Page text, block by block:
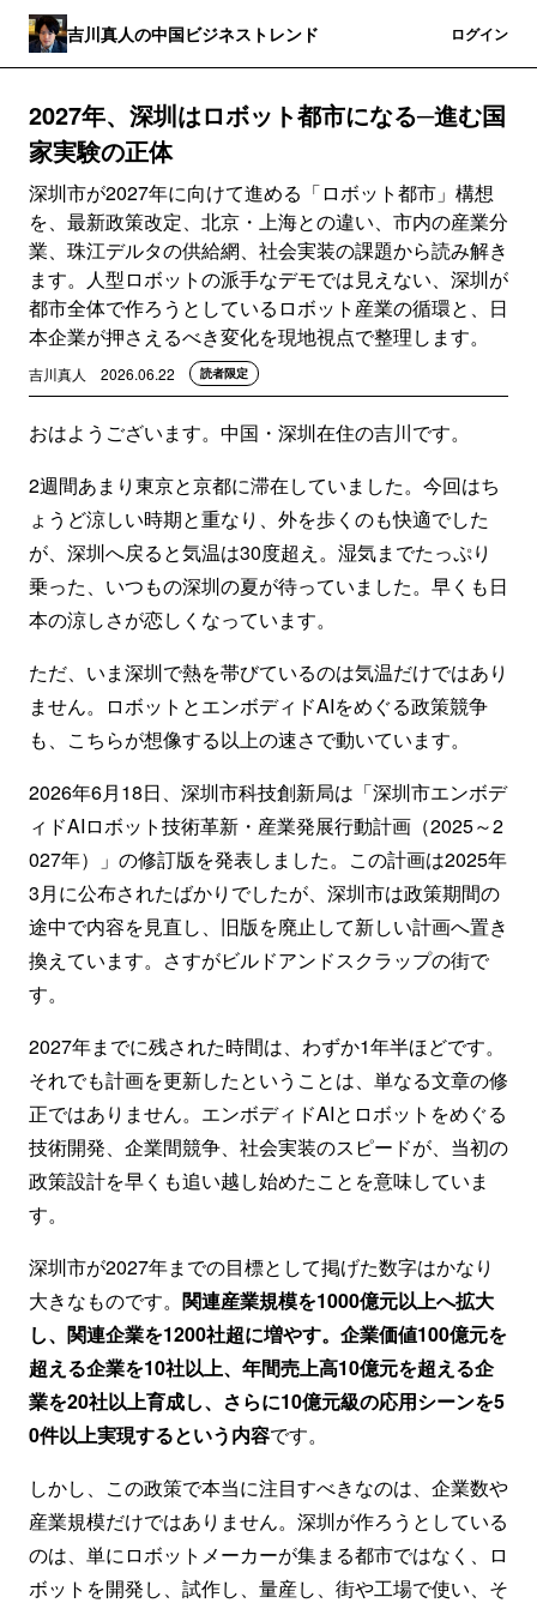
吉川真人の中国ビジネストレンド ログイン
2027年、深圳はロボット都市になる─進む国
家実験の正体
深圳市が2027年に向けて進める「ロボット都市」構想
を、最新政策改定、北京・上海との違い、市内の産業分
業、珠江デルタの供給網、社会実装の課題から読み解き
ます。人型ロボットの派手なデモでは見えない、深圳が
都市全体で作ろうとしているロボット産業の循環と、日
本企業が押さえるべき変化を現地視点で整理します。
吉川真人 2026.06.22 読者限定
おはようございます。中国・深圳在住の吉川です。
2週間あまり東京と京都に滞在していました。今回はち
ょうど涼しい時期と重なり、外を歩くのも快適でした
が、深圳へ戻ると気温は30度超え。湿気までたっぷり
乗った、いつもの深圳の夏が待っていました。早くも日
本の涼しさが恋しくなっています。
ただ、いま深圳で熱を帯びているのは気温だけではあり
ません。ロボットとエンボディドAIをめぐる政策競争
も、こちらが想像する以上の速さで動いています。
2026年6月18日、深圳市科技創新局は「深圳市エンボデ
ィドAIロボット技術革新・産業発展行動計画（2025～2
027年）」の修訂版を発表しました。この計画は2025年
3月に公布されたばかりでしたが、深圳市は政策期間の
途中で内容を見直し、旧版を廃止して新しい計画へ置き
換えています。さすがビルドアンドスクラップの街で
す。
2027年までに残された時間は、わずか1年半ほどです。
それでも計画を更新したということは、単なる文章の修
正ではありません。エンボディドAIとロボットをめぐる
技術開発、企業間競争、社会実装のスピードが、当初の
政策設計を早くも追い越し始めたことを意味していま
す。
深圳市が2027年までの目標として掲げた数字はかなり
大きなものです。 関連産業規模を1000億元以上へ拡大
し、関連企業を1200社超に増やす。企業価値100億元を
超える企業を10社以上、年間売上高10億元を超える企
業を20社以上育成し、さらに10億元級の応用シーンを5
0件以上実現するという内容です。
しかし、この政策で本当に注目すべきなのは、企業数や
産業規模だけではありません。深圳が作ろうとしている
のは、単にロボットメーカーが集まる都市ではなく、ロ
ボットを開発し、試作し、量産し、街や工場で使い、そ